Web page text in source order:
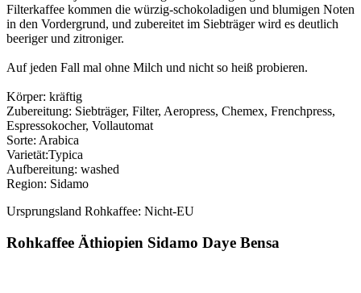
Filterkaffee kommen die würzig-schokoladigen und blumigen Noten
in den Vordergrund, und zubereitet im Siebträger wird es deutlich
beeriger und zitroniger.
Auf jeden Fall mal ohne Milch und nicht so heiß probieren.
Körper: kräftig
Zubereitung: Siebträger, Filter, Aeropress, Chemex, Frenchpress,
Espressokocher, Vollautomat
Sorte: Arabica
Varietät:Typica
Aufbereitung: washed
Region: Sidamo
Ursprungsland Rohkaffee: Nicht-EU
Rohkaffee Äthiopien Sidamo Daye Bensa